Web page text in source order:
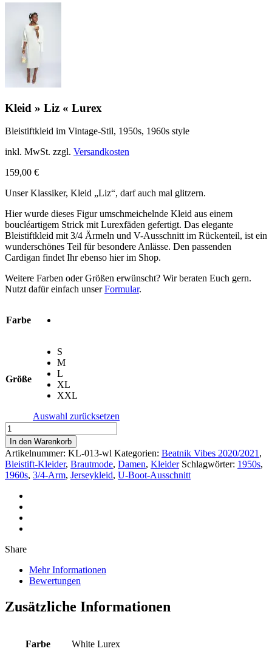
Kleid » Liz « Lurex
Bleistiftkleid im Vintage-Stil, 1950s, 1960s style
inkl. MwSt. zzgl. Versandkosten
159,00 €
Unser Klassiker, Kleid „Liz“, darf auch mal glitzern.
Hier wurde dieses Figur umschmeichelnde Kleid aus einem
boucléartigem Strick mit Lurexfäden gefertigt. Das elegante
Bleistiftkleid mit 3/4 Ärmeln und V-Ausschnitt im Rückenteil, ist ein
wunderschönes Teil für besondere Anlässe. Den passenden
Cardigan findet Ihr ebenso hier im Shop.
Weitere Farben oder Größen erwünscht? Wir beraten Euch gern.
Nutzt dafür einfach unserFormular.
Farbe
Größe
S
M
L
XL
XXL
Auswahl zurücksetzen
Kleid
»
Liz
«
Lurex
Menge
In den Warenkorb
Artikelnummer: KL-013-wl Kategorien: Beatnik Vibes 2020/2021,
Bleistift-Kleider, Brautmode, Damen, Kleider Schlagwörter: 1950s,
1960s, 3/4-Arm, Jerseykleid, U-Boot-Ausschnitt
Share
Mehr Informationen
Bewertungen
Zusätzliche Informationen
Farbe White Lurex